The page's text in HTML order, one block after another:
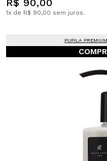
1x de R$ 90,00 sem juros.
PUPILA